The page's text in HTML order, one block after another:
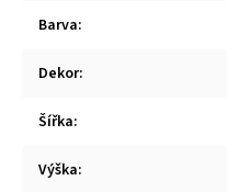
Barva:
Dekor:
Šířka:
Výška: